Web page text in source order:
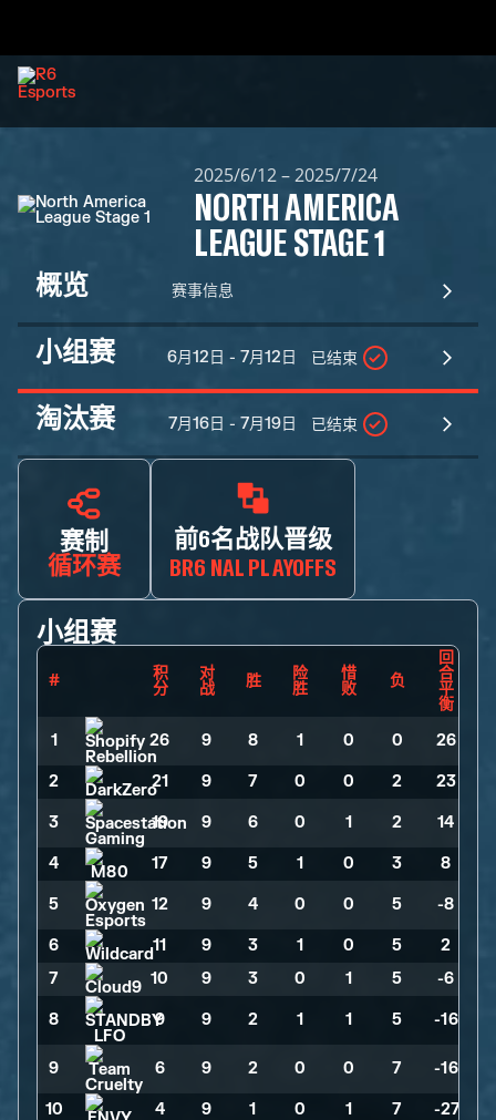
2025/6/12 – 2025/7/24
NORTH AMERICA
LEAGUE STAGE 1
概览 赛事信息
小组赛 6月12日 - 7月12日 已结束
淘汰赛 7月16日 - 7月19日 已结束
赛制
循环赛
前6名战队晋级
BR6 NAL PLAYOFFS
小组赛
#
积
分
对
战
胜
险
胜
惜
败
负
回
合
平
衡
1
26 9 8 1 0 0 26
2 21 9 7 0 0 2 23
3 19 > 9 6 0 1 2 14
4 17 9 5 1 0 3 8
5 12 9 4 0 0 5 -8
6 11 9 3 1 0 5
2
7
10 9 3 0 1 5 -6
8 9 9 2 1 1 5 -16
9 6 9 2 0 0 7 -16
10 4 9 1 0 1 7 -27